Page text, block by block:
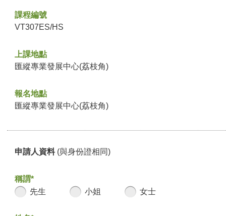
課程編號
VT307ES/HS
上課地點
匯縱專業發展中心(荔枝角)
報名地點
匯縱專業發展中心(荔枝角)
申請人資料 (與身份證相同)
稱謂*
先生
小姐 女士